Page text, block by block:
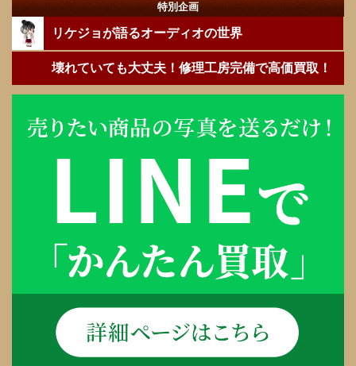
特別企画
リケジョが語るオーディオの世界
壊れていても大丈夫！修理工房完備で高価買取！